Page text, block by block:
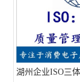
湖州企业ISO三